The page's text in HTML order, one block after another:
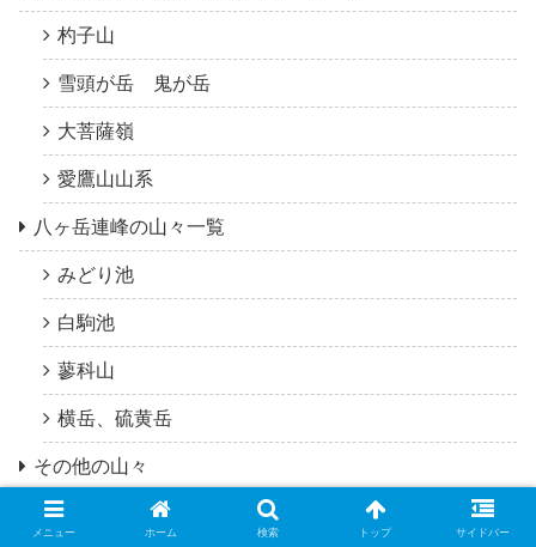
杓子山
雪頭が岳 鬼が岳
大菩薩嶺
愛鷹山山系
八ヶ岳連峰の山々一覧
みどり池
白駒池
蓼科山
横岳、硫黄岳
その他の山々
天狗岳
メニュー ホーム 検索 トップ サイドバー